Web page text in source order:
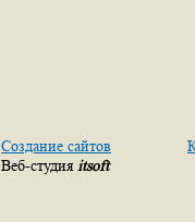
Создание сайтов
Веб-студия itsoft